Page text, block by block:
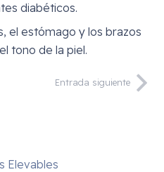
diabéticos.
el estómago y los brazos
tono de la piel.
Entrada siguiente
Elevables